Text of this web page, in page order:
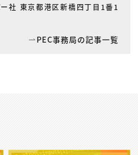
ー社 東京都港区新橋四丁目1番1
PEC事務局の記事一覧